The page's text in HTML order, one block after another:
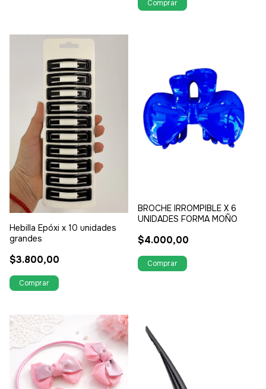
Hebilla Epóxi x 10 unidades
grandes
$3.800,00
BROCHE IRROMPIBLE X 6
UNIDADES FORMA MOÑO
$4.000,00